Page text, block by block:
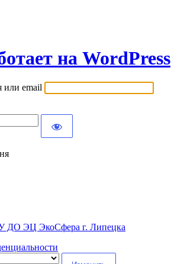
на WordPress
или email
ДО ЭЦ ЭкоСфера г. Липецка